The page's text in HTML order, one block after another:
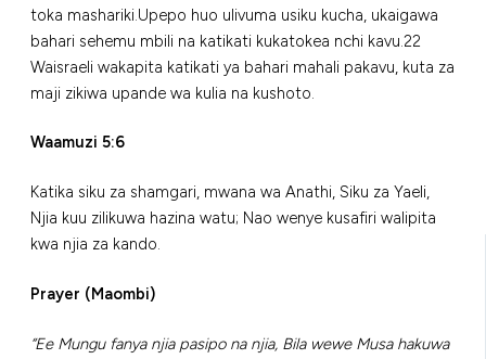
toka mashariki.Upepo huo ulivuma usiku kucha, ukaigawa
bahari sehemu mbili na katikati kukatokea nchi kavu.22
Waisraeli wakapita katikati ya bahari mahali pakavu, kuta za
maji zikiwa upande wa kulia na kushoto.
Waamuzi 5:6
Katika siku za shamgari, mwana wa Anathi, Siku za Yaeli,
Njia kuu zilikuwa hazina watu; Nao wenye kusafiri walipita
kwa njia za kando.
Prayer (Maombi)
“Ee Mungu fanya njia pasipo na njia, Bila wewe Musa hakuwa